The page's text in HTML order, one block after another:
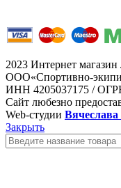
2023 Интернет
ООО«Спортивно-
ИНН 4205037175 /
Сайт любезно
Web-студии
Закрыть